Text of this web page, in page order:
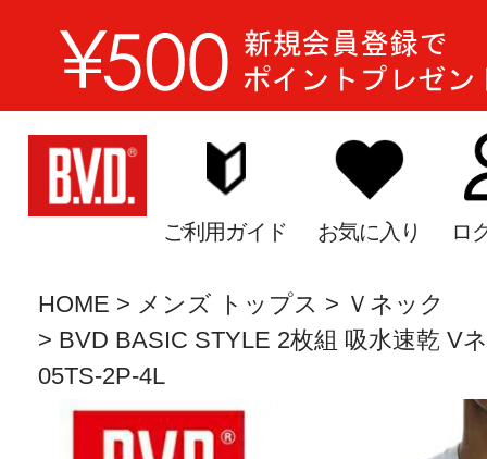
ご利用ガイド お気に入り ロ
HOME メンズ トップス
Ｖネック
BVD BASIC STYLE 2枚組 吸水速乾 V
05TS-2P-4L